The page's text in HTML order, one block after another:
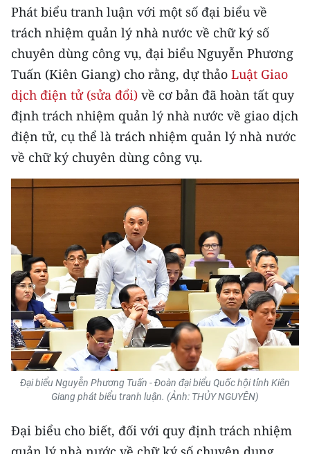
Phát biểu tranh luận với một số đại biểu về
trách nhiệm quản lý nhà nước về chữ ký số
chuyên dùng công vụ, đại biểu Nguyễn Phương
Tuấn (Kiên Giang) cho rằng, dự thảo Luật Giao
dịch điện tử (sửa đổi) về cơ bản đã hoàn tất quy
định trách nhiệm quản lý nhà nước về giao dịch
điện tử, cụ thể là trách nhiệm quản lý nhà nước
về chữ ký chuyên dùng công vụ.
Đại biểu Nguyễn Phương Tuấn - Đoàn đại biểu Quốc hội tỉnh Kiên
Giang phát biểu tranh luận. (Ảnh: THỦY NGUYÊN)
Đại biểu cho biết, đối với quy định trách nhiệm